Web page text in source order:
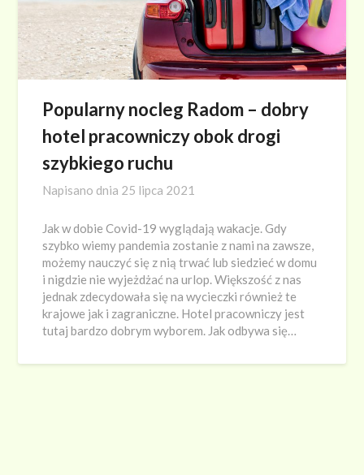
Popularny nocleg Radom – dobry
hotel pracowniczy obok drogi
szybkiego ruchu
Napisano dnia 25 lipca 2021
Jak w dobie Covid-19 wyglądają wakacje. Gdy
szybko wiemy pandemia zostanie z nami na zawsze,
możemy nauczyć się z nią trwać lub siedzieć w domu
i nigdzie nie wyjeżdżać na urlop. Większość z nas
jednak zdecydowała się na wycieczki również te
krajowe jak i zagraniczne. Hotel pracowniczy jest
tutaj bardzo dobrym wyborem. Jak odbywa się…